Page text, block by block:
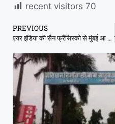
recent visitors 70
PREVIOUS
एयर इंडिया की सैन फ्रैंसिस्को से मुंबई आ रही विमान में गड़बड़ी की सूचना मिलने पर यात्रियों को कोलाकाता में ही उतार लिया गया